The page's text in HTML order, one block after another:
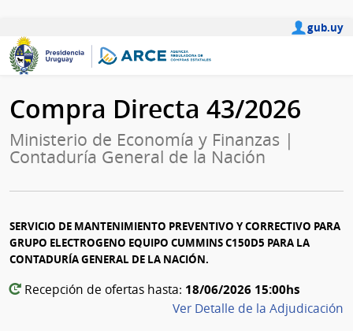
gub.uy
Compra Directa 43/2026
Ministerio de Economía y Finanzas |
Contaduría General de la Nación
SERVICIO DE MANTENIMIENTO PREVENTIVO Y CORRECTIVO PARA
GRUPO ELECTROGENO EQUIPO CUMMINS C150D5 PARA LA
CONTADURÍA GENERAL DE LA NACIÓN.
Recepción de ofertas hasta: 18/06/2026 15:00hs
Ver Detalle de la Adjudicación